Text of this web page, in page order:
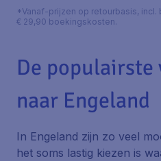
*Vanaf-prijzen op retourbasis,
€ 29,90 boekingskosten.
De
naar Engeland
In Engeland zijn zo veel
het soms lastig kiezen is